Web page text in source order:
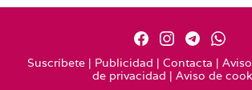
Suscríbete | Publicidad | Contacta |
de privacidad | Aviso de